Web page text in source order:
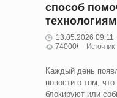
способ
технологиям
13.05.2026 09:11
74000
Источник
Каждый день
новости о том,
блокируют или